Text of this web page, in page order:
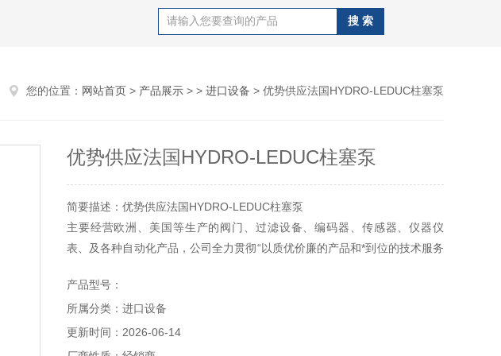
您的位置： 网站首页 > 产品展示 > > 进口设备 > 优势供应法国HYDRO-LEDUC柱塞泵
优势供应法国HYDRO-LEDUC柱塞泵
简要描述：优势供应法国HYDRO-LEDUC柱塞泵
主要经营欧洲、美国等生产的阀门、过滤设备、编码器、传感器、仪器仪
表、及各种自动化产品，公司全力贯彻“以质优价廉的产品和*到位的技术服务
持和数年的贸易经验使我们积累了大量的重要客户和优质供应商，而且我们
还提供*细致的售前、售中、售后服务，所以赢得了广大客户和工控同行的广
泛认可
产品型号：
所属分类：进口设备
更新时间：2026-06-14